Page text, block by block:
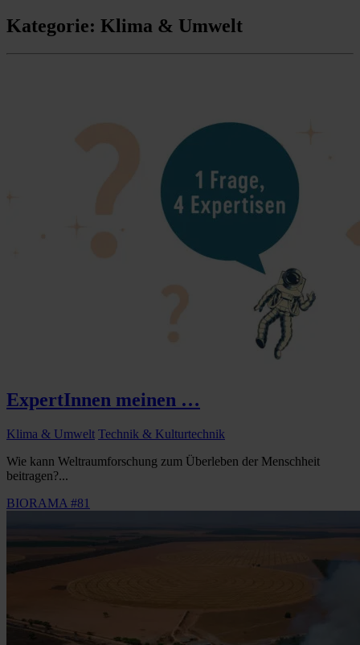
Kategorie: Klima & Umwelt
ExpertInnen meinen …
Klima & Umwelt Technik & Kulturtechnik
Wie kann Weltraumforschung zum Überleben der Menschheit
beitragen?...
BIORAMA #81